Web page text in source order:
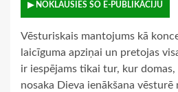
▶ NOKLAUSIES ŠO E-PUBLIKĀCIJU
Vēsturiskais mantojums kā
laicīguma apziņai un pretojas
ir iespējams tikai tur, kur
nosaka Dieva ienākšana